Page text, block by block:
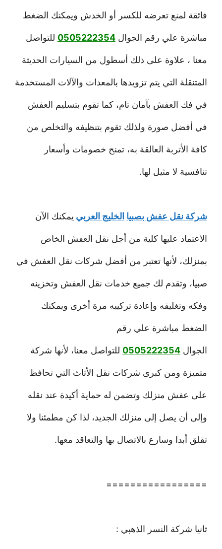
فائقة لمنع تعرضه للكسر أو الخدش ويمكنك الضغط
مباشرة علي رقم الجوال 0505222354 للتواصل
معنا ، علاوة على ذلك أسطول من السيارات الحديثة
المتنقلة التي يتم تزويدها بالمعدات والآلات المستخدمة
في فك العفش بآمان تام، كما تقوم بتسليم العفش
في أفضل صورة ولذلك تقوم بتنظيفه والتخلص من
كافة الأتربة العالقة به، تمنح خصومات وأسعار
تنافسية لا مثيل لها.
شركة نقل عفش بصبيا الخليج العربي يمكنك الآن
الاعتماد عليها كلية من أجل نقل العفش الخاص
بمنزلك، لأنها تعتبر من أفضل شركات نقل العفش في
صبيا، وتقدم لك جميع خدمات نقل العفش وتخزينه
وفكه وتغليفه وإعادة تركيبه مرة أخرى ويمكنك
الضغط مباشرة علي رقم
الجوال 0505222354 للتواصل معنا، لأنها شركة
متميزة ومن كبرى شركات نقل الأثاث التي تحافظ
على عفش منزلك وتضمن له حماية أكيدة عند نقله
وإلى أن يصل إلى منزلك الجديد، لذا كن مطمئنا ولا
تقلق أبدا وسارع بالاتصال بها والتعاقد معها.
=================
ثانيا شركة النسر الذهبي :